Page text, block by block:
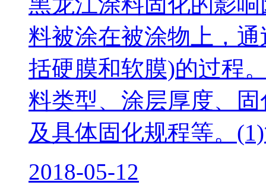
料被涂在被涂物上，
括硬膜和软膜)的过程
料类型、涂层厚度、
及具体固化规程等。
2018-05-12